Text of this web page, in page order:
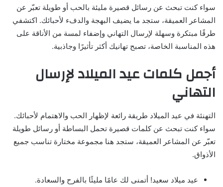
سواء كنت تبحث عن رسائل قصيرة مليئة بالحب أو طويلة تعبّر عن
المشاعر العميقة، ستجد ما يضيف البهجة والدفء لأحبائك. اكتشفي
طرقًا مبتكرة وسهلة لإرسال التهاني وإضفاء لمسة من الأناقة على
هذه المناسبة الخاصة، تصبح تهانيك أكثر تأثيرًا وجاذبية.
أجمل كلمات عيد الميلاد لإرسال
التهاني
التهنئة في عيد الميلاد طريقة رائعة لإظهار الحب والاهتمام لأحبائك.
سواء كنت تبحث عن كلمات قصيرة تحمل البساطة أو رسائل طويلة
تعبّر عن المشاعر العميقة، ستجد هنا مجموعة مختارة تناسب جميع
الأذواق.
عيد ميلاد سعيد! أتمنى لك عامًا مليئًا بالفرح والسعادة.